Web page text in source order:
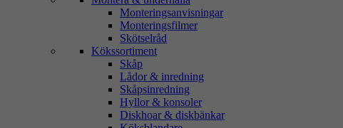
Monteringsanvisningar
Monteringsfilmer
Skötselråd
Kökssortiment
Skåp
Lådor & inredning
Skåpsinredning
Hyllor & konsoler
Diskhoar & diskbänkar